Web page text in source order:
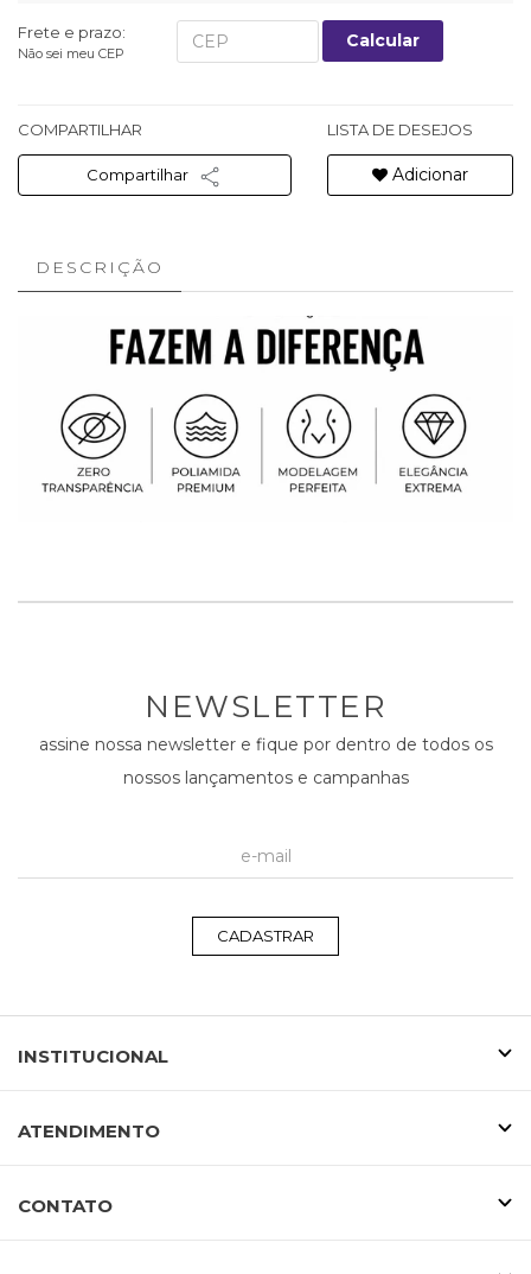
Frete e prazo:
Não sei meu CEP
Calcular
COMPARTILHAR
Compartilhar
LISTA DE DESEJOS
Adicionar
DESCRIÇÃO
NEWSLETTER
assine nossa newsletter e fique por dentro de todos os
nossos lançamentos e campanhas
CADASTRAR
INSTITUCIONAL
ATENDIMENTO
CONTATO